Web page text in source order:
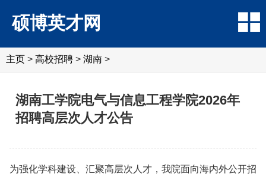
硕博英才网
主页 > 高校招聘 > 湖南 >
湖南工学院电气与信息工程学院2026年
招聘高层次人才公告
为强化学科建设、汇聚高层次人才，我院面向海内外公开招